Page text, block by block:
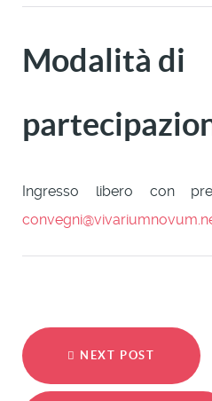
Modalità di
Ingresso libero con
NEXT POST